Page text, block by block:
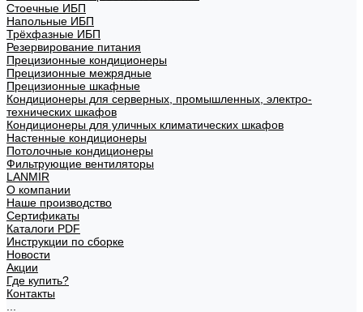
Стоечные ИБП
Напольные ИБП
Трёхфазные ИБП
Резервирование питания
Прецизионные кондиционеры
Прецизионные межрядные
Прецизионные шкафные
Кондиционеры для серверных, промышленных, электро-
технических шкафов
Кондиционеры для уличных климатических шкафов
Настенные кондиционеры
Потолочные кондиционеры
Фильтрующие вентиляторы
LANMIR
О компании
Наше производство
Сертификаты
Каталоги PDF
Инструкции по сборке
Новости
Акции
Где купить?
Контакты